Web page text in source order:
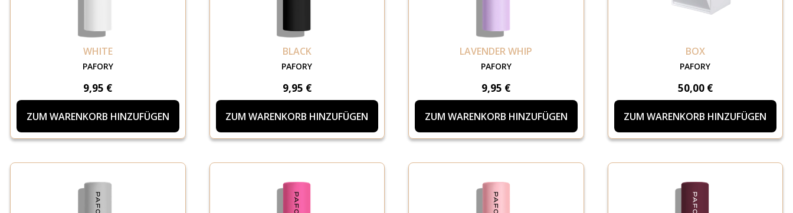
WHITE
PAFORY
9,95 €
ZUM WARENKORB HINZUFÜGEN
BLACK
PAFORY
9,95 €
ZUM WARENKORB HINZUFÜGEN
LAVENDER WHIP
PAFORY
9,95 €
ZUM WARENKORB HINZUFÜGEN
BOX
PAFORY
50,00 €
ZUM WARENKORB HINZUFÜGEN